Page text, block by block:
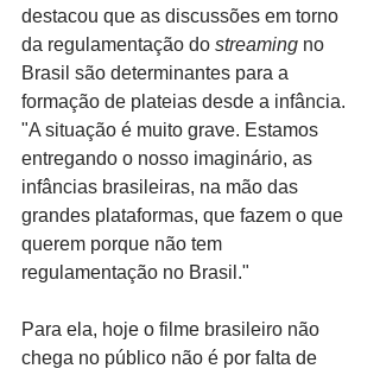
destacou que as discussões em torno
da regulamentação do streaming no
Brasil são determinantes para a
formação de plateias desde a infância.
"A situação é muito grave. Estamos
entregando o nosso imaginário, as
infâncias brasileiras, na mão das
grandes plataformas, que fazem o que
querem porque não tem
regulamentação no Brasil."
Para ela, hoje o filme brasileiro não
chega no público não é por falta de